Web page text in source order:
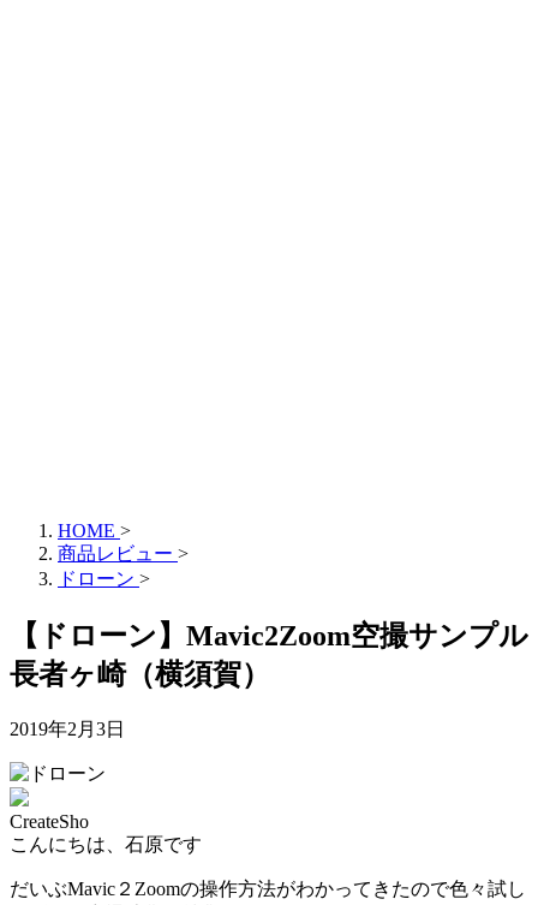
HOME >
商品レビュー >
ドローン >
【ドローン】Mavic2Zoom空撮サンプル
長者ヶ崎（横須賀）
2019年2月3日
CreateSho
こんにちは、石原です
だいぶMavic２Zoomの操作方法がわかってきたので色々試し